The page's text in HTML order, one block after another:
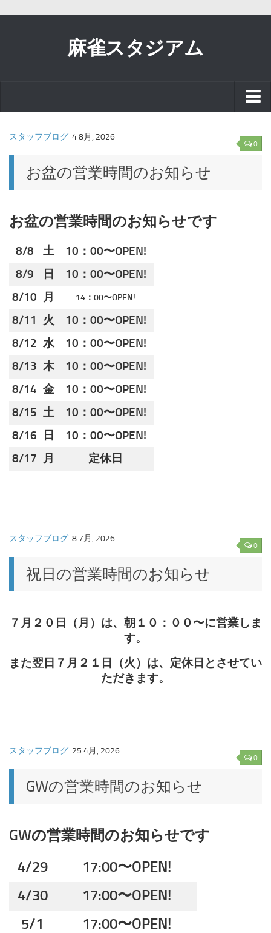
麻雀スタジアム
スタッフブログ
お知らせ
リアル麻雀で
ブログ
ホームページ
0
スタッフブログ 4 8月, 2026
お盆の営業時間のお知らせ
お盆の営業時間のお知らせです
8/8 土
10：00〜OPEN!
8/9
日
10：00〜OPEN!
8/10 月 14：00〜OPEN!
8/11 火
10：00〜OPEN!
8/12 水
10：00〜OPEN!
8/13 木
10：00〜OPEN!
8/14 金
10：00〜OPEN!
8/15 土
10：00〜OPEN!
8/16
日
10：00〜OPEN!
8/17 月 定休日
0
スタッフブログ 8 7月, 2026
祝日の営業時間のお知らせ
７月２０日（月）は、朝１０：００〜に営業しま
す。
また翌日７月２１日（火）は、定休日とさせてい
ただきます。
0
スタッフブログ 25 4月, 2026
GWの営業時間のお知らせ
GWの営業時間のお知らせです
4/29
17:00〜OPEN!
4/30
17:00〜OPEN!
5/1
17:00〜OPEN!